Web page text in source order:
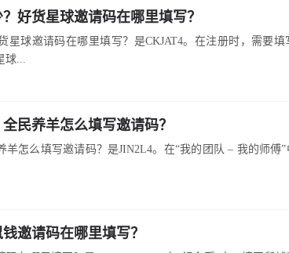
好货星球邀请码在哪里填写？
星球邀请码在哪里填写？是CKJAT4。在注册时，需要
球...
民养羊怎么填写邀请码？
羊怎么填写邀请码？是JIN2L4。在“我的团队 – 我的师傅
邀请码在哪里填写？